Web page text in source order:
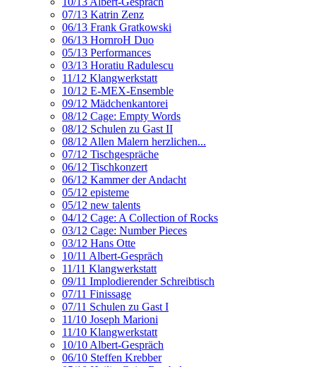
07/13 Katrin Zenz
06/13 Frank Gratkowski
06/13 HornroH Duo
05/13 Performances
03/13 Horatiu Radulescu
11/12 Klangwerkstatt
10/12 E-MEX-Ensemble
09/12 Mädchenkantorei
08/12 Cage: Empty Words
08/12 Schulen zu Gast II
08/12 Allen Malern herzlichen...
07/12 Tischgespräche
06/12 Tischkonzert
06/12 Kammer der Andacht
05/12 episteme
05/12 new talents
04/12 Cage: A Collection of Rocks
03/12 Cage: Number Pieces
03/12 Hans Otte
10/11 Albert-Gespräch
11/11 Klangwerkstatt
09/11 Implodierender Schreibtisch
07/11 Finissage
07/11 Schulen zu Gast I
11/10 Joseph Marioni
11/10 Klangwerkstatt
10/10 Albert-Gespräch
06/10 Steffen Krebber